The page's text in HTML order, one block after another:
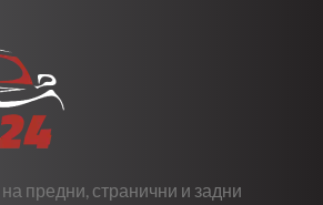
предни, странични и задни